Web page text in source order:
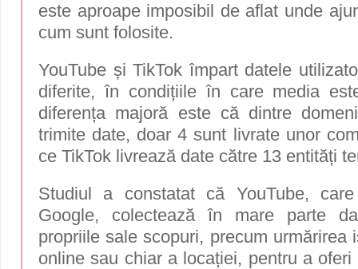
este aproape imposibil de aflat unde
cum sunt folosite.
YouTube și TikTok împart datele
diferite, în condițiile în care media
diferența majoră este că dintre
trimite date, doar 4 sunt livrate unor
ce TikTok livrează date către 13 entități
Studiul a constatat că YouTube,
Google, colectează în mare parte
propriile sale scopuri, precum urmărirea
online sau chiar a locației, pentru a oferi